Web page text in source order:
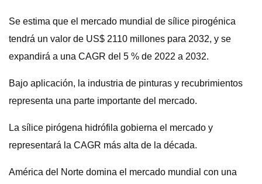
Se estima que el mercado mundial de sílice pirogénica
tendrá un valor de US$ 2110 millones para 2032, y se
expandirá a una CAGR del 5 % de 2022 a 2032.
Bajo aplicación, la industria de pinturas y recubrimientos
representa una parte importante del mercado.
La sílice pirógena hidrófila gobierna el mercado y
representará la CAGR más alta de la década.
América del Norte domina el mercado mundial con una